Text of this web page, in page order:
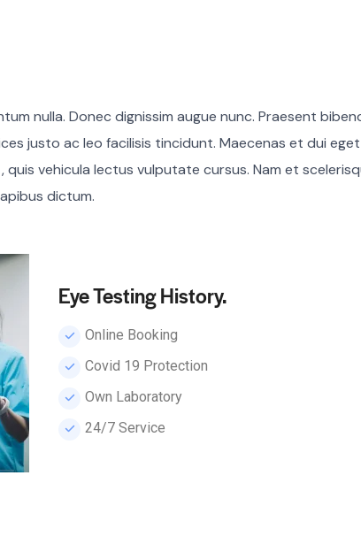
nulla. Donec dignissim augue nunc. Praesent
justo ac leo facilisis tincidunt. Maecenas et dui eget
vehicula lectus vulputate cursus. Nam et
dictum.
Eye Testing History.
Online Booking
Сovid 19 Protection
Own Laboratory
24/7 Service